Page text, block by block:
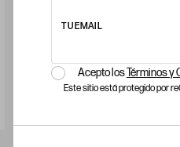
TU EMAIL
Acepto losTérminos y
Este sitio está protegido por